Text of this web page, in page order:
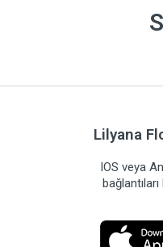
Lilyana
IOS veya